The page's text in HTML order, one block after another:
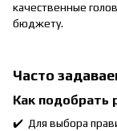
качественные
бюджету.
Часто
Как подобрать
✔️ Для выбора